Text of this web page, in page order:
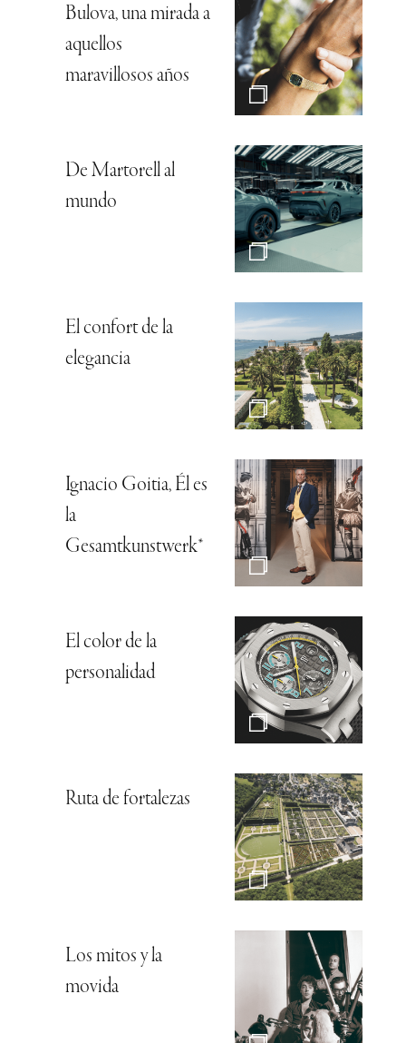
Bulova, una mirada a
aquellos
maravillosos años
De Martorell al
mundo
El confort de la
elegancia
Ignacio Goitia, Él es
la
Gesamtkunstwerk*
El color de la
personalidad
Ruta de fortalezas
Los mitos y la
movida